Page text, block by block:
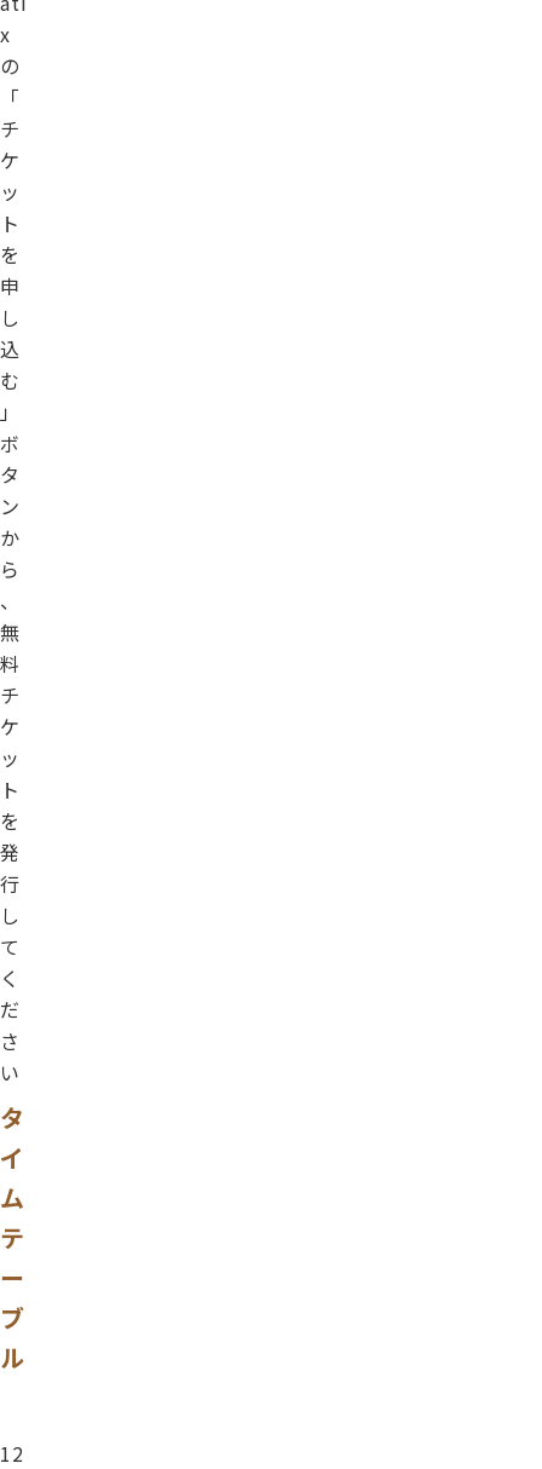
x
の
「
チ
ケ
ッ
ト
を
申
し
込
む
」
ボ
タ
ン
か
ら
、
無
料
チ
ケ
ッ
ト
を
発
行
し
て
く
だ
さ
い
タ
イ
ム
テ
ー
ブ
ル
12